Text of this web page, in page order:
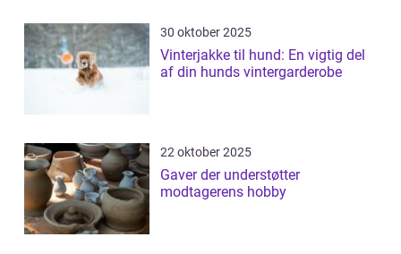
30 oktober 2025
Vinterjakke til hund: En vigtig del
af din hunds vintergarderobe
22 oktober 2025
Gaver der understøtter
modtagerens hobby